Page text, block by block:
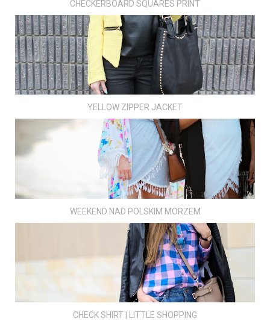
CHECKERBOARD SQUARES PRINT
YELLOW ZIPPER JACKET
WEEKEND NAD POLSKIM MORZEM
CHECK SHIRT | LITTLE SHOPPING